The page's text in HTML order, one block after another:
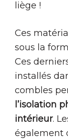
liège !
Ces
sous la
Ces
installés
combles
l’isolation
intérieur.
également